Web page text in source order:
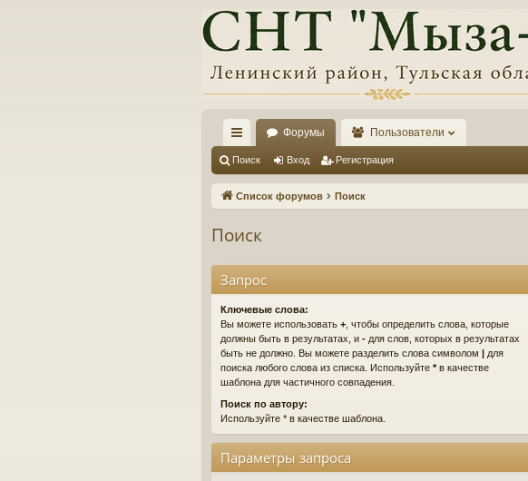
с
ы
и
Форумы Пользователи
Поиск Вход Регистрация
Список форумов Поиск
Поиск
Запрос
Ключевые слова:
Вы можете использовать + , чтобы определить слова, которые
должны быть в результатах, и - для слов, которых в результатах
быть не должно. Вы можете разделить слова символом | для
поиска любого слова из списка. Используйте *в качестве
шаблона для частичного совпадения.
Поиск по автору:
Используйте * в качестве шаблона.
Параметры запроса